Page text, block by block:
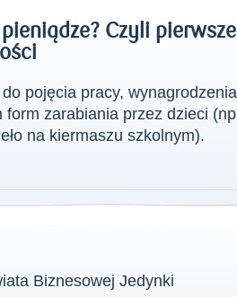
Czyli
pojęcia pracy,
form zarabiania przez dzieci
na kiermaszu szkolnym).
Biznesowej Jedynki